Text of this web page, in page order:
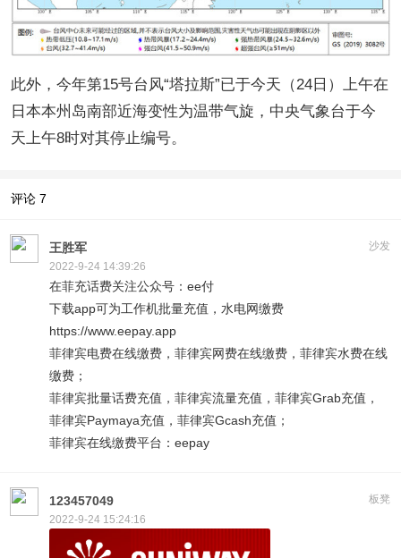
此外，今年第15号台风“塔拉斯”已于今天（24日）上午在
日本本州岛南部近海变性为温带气旋，中央气象台于今
天上午8时对其停止编号。
评论 7
沙发
王胜军
2022-9-24 14:39:26
在菲充话费关注公众号：ee付
下载app可为工作机批量充值，水电网缴费
https://www.eepay.app
菲律宾电费在线缴费，菲律宾网费在线缴费，菲律宾水费在线
缴费；
菲律宾批量话费充值，菲律宾流量充值，菲律宾Grab充值，
菲律宾Paymaya充值，菲律宾Gcash充值；
菲律宾在线缴费平台：eepay
板凳
123457049
2022-9-24 15:24:16